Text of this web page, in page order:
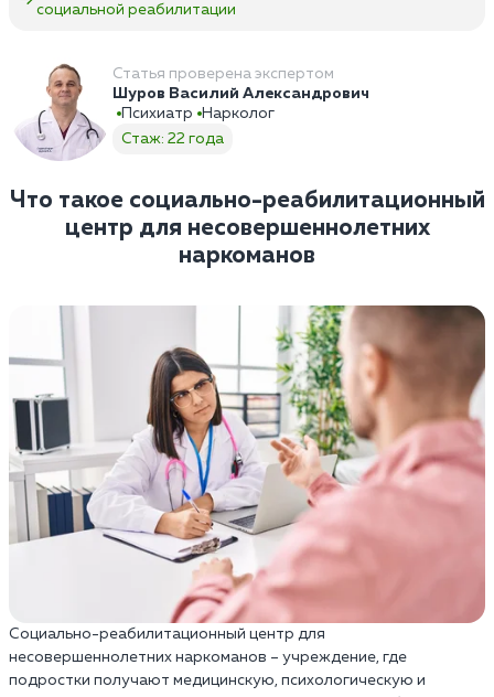
социальной реабилитации
Статья проверена экспертом
Шуров Василий Александрович
Психиатр
Нарколог
Стаж: 22 года
Что такое социально-реабилитационный
центр для несовершеннолетних
наркоманов
Социально-реабилитационный центр для
несовершеннолетних наркоманов – учреждение, где
подростки получают медицинскую, психологическую и